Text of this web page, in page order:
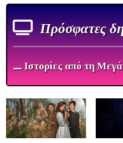
Πρόσφατες
⚊ Ιστορίες από τη